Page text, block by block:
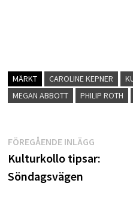
MÄRKT CAROLINE KEPNER
MEGAN ABBOTT
PHILIP ROTH
Inläggsnavigering
FÖREGÅENDE INLÄGG
inlägg:
Kulturkollo tipsar:
Söndagsvägen